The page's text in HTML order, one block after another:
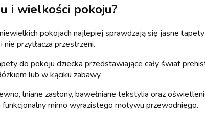
i wielkości pokoju?
pokojach najlepiej sprawdzają się jasne
przytłacza przestrzeni.
do pokoju dziecka przedstawiające cały świat
lub w kąciku zabawy.
lniane zasłony, bawełniane tekstylia oraz
mimo wyrazistego motywu przewodniego.